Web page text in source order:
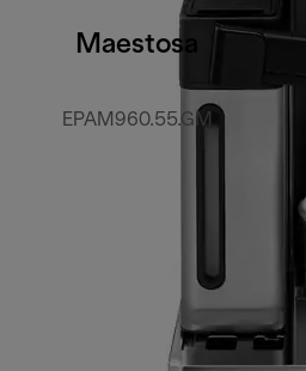
Maestosa
EPAM960.55.GM